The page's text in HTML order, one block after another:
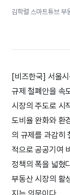
김학렬 스마트튜브 부
[비즈한국] 서울
규제 철폐안을 속
시장의 주도로 시
도비율 완화와 환
의 규제를 과감히
적으로 공공기여
정책의 폭을 넓혔
부동산 시장의 활